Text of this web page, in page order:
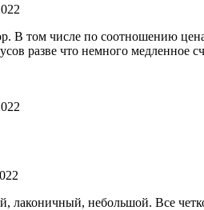
В том числе по соотношению
разве что немного медленное
лаконичный, небольшой. Все